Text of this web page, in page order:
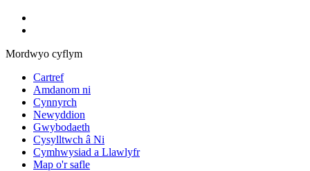
Mordwyo cyflym
Cartref
Amdanom ni
Cynnyrch
Newyddion
Gwybodaeth
Cysylltwch â Ni
Cymhwysiad a Llawlyfr
Map o'r safle